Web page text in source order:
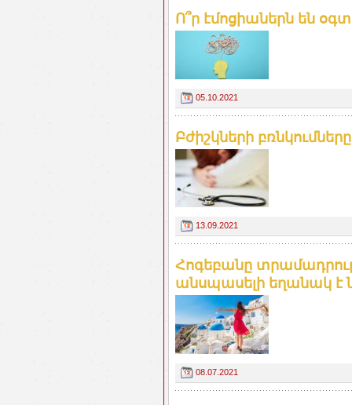
Ո՞ր էմոցիաներն են
05.10.2021
Բժիշկների
13.09.2021
Հոգեբանը
անսպասելի եղանակ է
08.07.2021